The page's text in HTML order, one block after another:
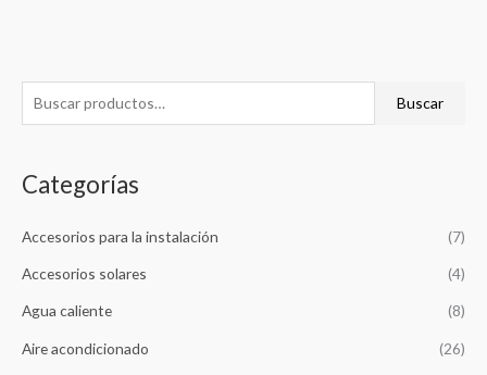
u
c
r
p
:
Buscar
Categorías
Accesorios para la instalación (7)
Accesorios solares (4)
Agua caliente (8)
Aire acondicionado (26)